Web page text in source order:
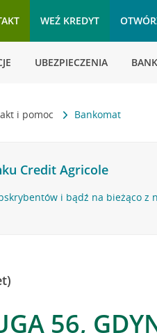
WEŹ KREDYT
UBEZPIECZENIA
i pomoc Bankomat
Credit Agricole
i bądź na bieżąco z
56,